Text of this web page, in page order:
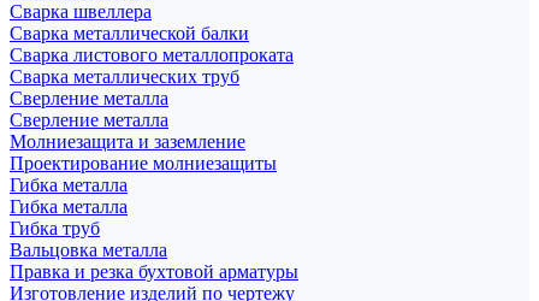
Сварка швеллера
Сварка металлической балки
Сварка листового металлопроката
Сварка металлических труб
Сверление металла
Сверление металла
Молниезащита и заземление
Проектирование молниезащиты
Гибка металла
Гибка металла
Гибка труб
Вальцовка металла
Правка и резка бухтовой арматуры
Изготовление изделий по чертежу